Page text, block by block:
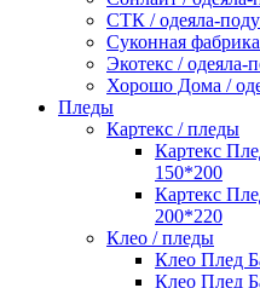
СТК / одеяла-
Суконная
Экотекс / одеяла-
Хорошо Дома /
Пледы
Картекс / пледы
Картекс
150*200
Картекс
200*220
Клео / пледы
Клео Плед
Клео Плед